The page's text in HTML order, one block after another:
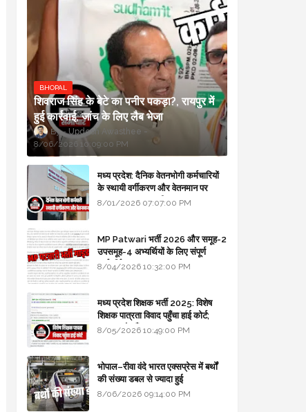
BHOPAL
शिवराज सिंह के बेटे का पनीर पकड़ा?, रायपुर में
हुई कार्रवाई, जांच के लिए लैब भेजा
Updesh Awasthee
8/06/2026 10:09:00 PM
मध्य प्रदेश: दैनिक वेतनभोगी कर्मचारियों
के स्थायी वर्गीकरण और वेतनमान पर
सरकार का बड़ा स्पष्टीकरण
8/01/2026 07:07:00 PM
MP Patwari भर्ती 2026 और समूह-2
उपसमूह-4 अभ्यर्थियों के लिए संपूर्ण
मार्गदर्शिका
8/04/2026 10:32:00 PM
मध्य प्रदेश शिक्षक भर्ती 2025: विशेष
शिक्षक पात्रता विवाद पहुँचा हाई कोर्ट;
सरकार से माँगा जवाब
8/05/2026 10:49:00 PM
भोपाल–रीवा वंदे भारत एक्सप्रेस में बर्थों
की संख्या डबल से ज्यादा हुई
8/06/2026 09:14:00 PM